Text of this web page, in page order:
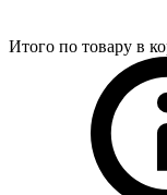
Итого по товару в